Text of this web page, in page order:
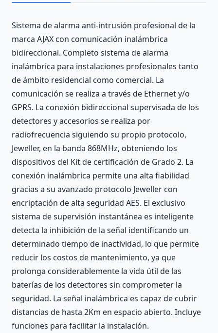
Description
Sistema de alarma anti-intrusión profesional de la
marca AJAX con comunicación inalámbrica
bidireccional. Completo sistema de alarma
inalámbrica para instalaciones profesionales tanto
de ámbito residencial como comercial. La
comunicación se realiza a través de Ethernet y/o
GPRS. La conexión bidireccional supervisada de los
detectores y accesorios se realiza por
radiofrecuencia siguiendo su propio protocolo,
Jeweller, en la banda 868MHz, obteniendo los
dispositivos del Kit de certificación de Grado 2. La
conexión inalámbrica permite una alta fiabilidad
gracias a su avanzado protocolo Jeweller con
encriptación de alta seguridad AES. El exclusivo
sistema de supervisión instantánea es inteligente
detecta la inhibición de la señal identificando un
determinado tiempo de inactividad, lo que permite
reducir los costos de mantenimiento, ya que
prolonga considerablemente la vida útil de las
baterías de los detectores sin comprometer la
seguridad. La señal inalámbrica es capaz de cubrir
distancias de hasta 2Km en espacio abierto. Incluye
funciones para facilitar la instalación.